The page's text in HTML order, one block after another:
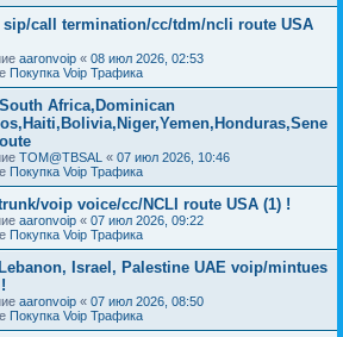
call termination/cc/tdm/ncli route USA
aaronvoip « 08 июл 2026, 02:53
Покупка Voip Трафика
Africa,Dominican
TOM@TBSAL « 07 июл 2026, 10:46
Покупка Voip Трафика
voip voice/cc/NCLI route USA (1) !
aaronvoip « 07 июл 2026, 09:22
Покупка Voip Трафика
Israel, Palestine UAE voip/mintues
aaronvoip « 07 июл 2026, 08:50
Покупка Voip Трафика